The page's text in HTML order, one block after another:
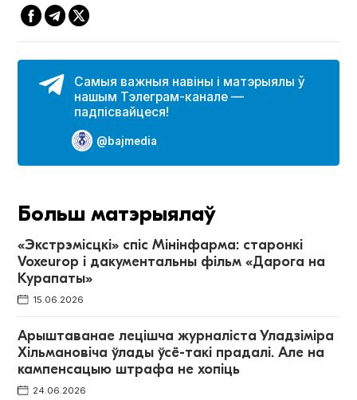
Самыя важныя навіны і матэрыялы ў
нашым Тэлеграм-канале —
падпісвайцеся!
@bajmedia
Больш матэрыялаў
«Экстрэмісцкі» спіс Мінінфарма: старонкі
Voxeurop і дакументальны фільм «Дарога на
Курапаты»
15.06.2026
Арыштаванае лецішча журналіста Уладзіміра
Хільмановіча ўлады ўсё-такі прадалі. Але на
кампенсацыю штрафа не хопіць
24.06.2026